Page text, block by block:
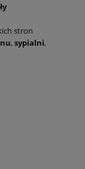
stron
, sypialni,